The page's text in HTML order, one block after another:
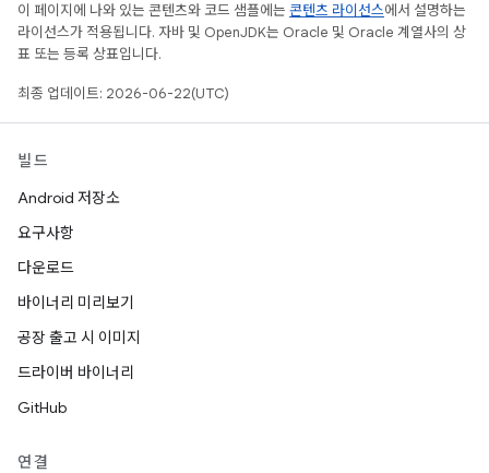
이 페이지에 나와 있는 콘텐츠와 코드 샘플에는 콘텐츠 라이선스에서 설명하는
라이선스가 적용됩니다. 자바 및 OpenJDK는 Oracle 및 Oracle 계열사의 상
표 또는 등록 상표입니다.
최종 업데이트: 2026-06-22(UTC)
빌드
Android 저장소
요구사항
다운로드
바이너리 미리보기
공장 출고 시 이미지
드라이버 바이너리
GitHub
연결